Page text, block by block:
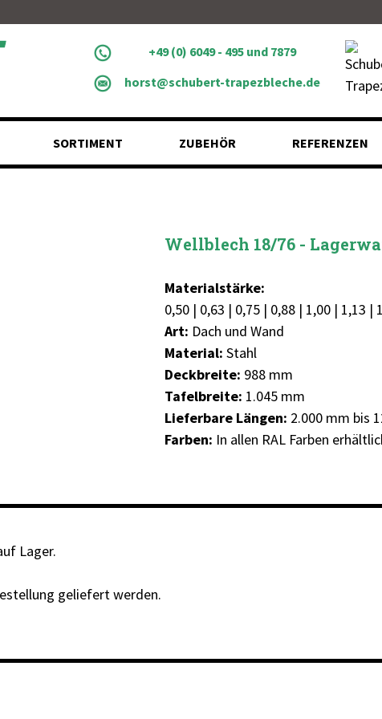
+49 (0) 6049 - 495 und 7879
horst@schubert-trapezbleche.de
SORTIMENT ZUBEHÖR REFERENZEN
Wellblech 18/76 -
Materialstärke:
0,50 | 0,63 | 0,75 | 0,88 | 1,00 | 1,13 |
Art: Dach und Wand
Material: Stahl
Deckbreite: 988 mm
Tafelbreite: 1.045 mm
Lieferbare Längen: 2.000 mm bis
Farben: In allen RAL Farben
Lager.
geliefert werden.